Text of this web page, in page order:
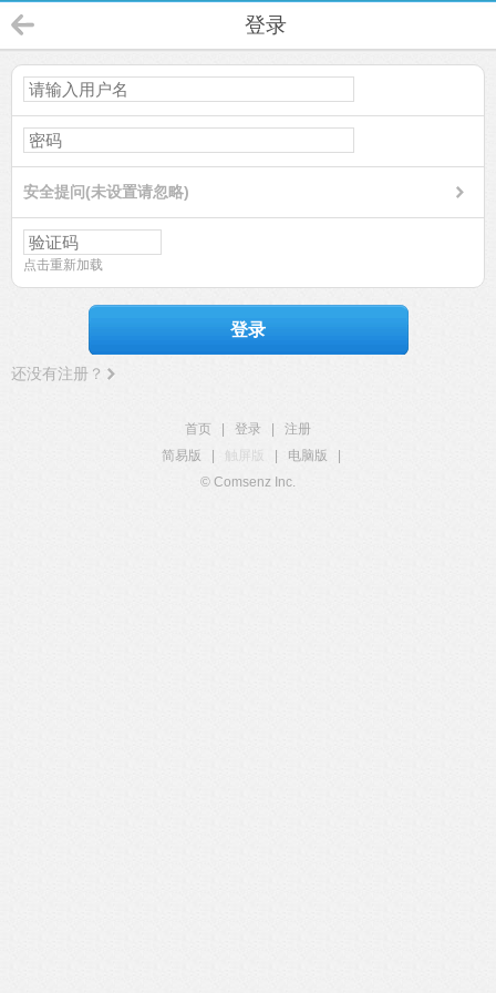
登录
安全提问(未设置请忽略)
点击重新加载
登录
还没有注册？
首页 登录
注册
简易版
触屏版 电脑版
© Comsenz Inc.